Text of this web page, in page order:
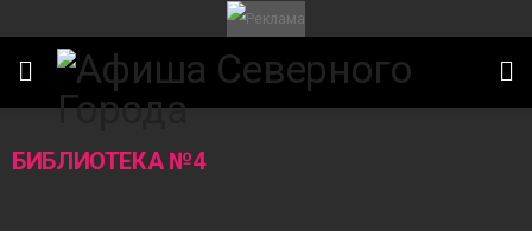
БИБЛИОТЕКА №4